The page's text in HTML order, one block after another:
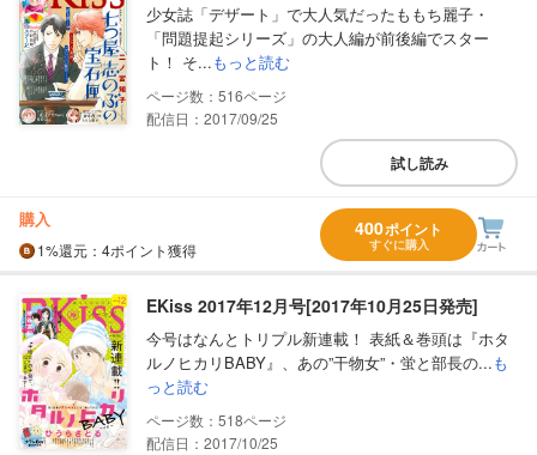
少女誌「デザート」で大人気だったももち麗子・
「問題提起シリーズ」の大人編が前後編でスター
ト！ そ...もっと読む
516
配信日：2017/09/25
試し読み
購入
1%還元 ：4ポイント獲得
400ポイント
すぐに購入
EKiss 2017年12月号[2017年10月25日発売]
今号はなんとトリプル新連載！ 表紙＆巻頭は『ホタ
ルノヒカリBABY』、あの”干物女”・蛍と部長の...も
っと読む
518
配信日：2017/10/25